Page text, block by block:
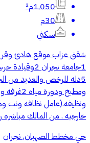
1,050م²
30م
سكني
شقق عزاب موقع هادئ
ومطبخ
ونظيفه.(عامل نظافه ونت
خارجيه . من المالك
حي مخطط الصهبان, نجران